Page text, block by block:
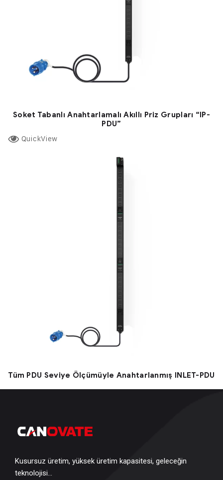
Soket Tabanlı Anahtarlamalı Akıllı Priz Grupları “IP-
PDU”
QuickView
Tüm PDU Seviye Ölçümüyle Anahtarlanmış INLET-PDU
Kusursuz üretim, yüksek üretim kapasitesi, geleceğin
teknolojisi…